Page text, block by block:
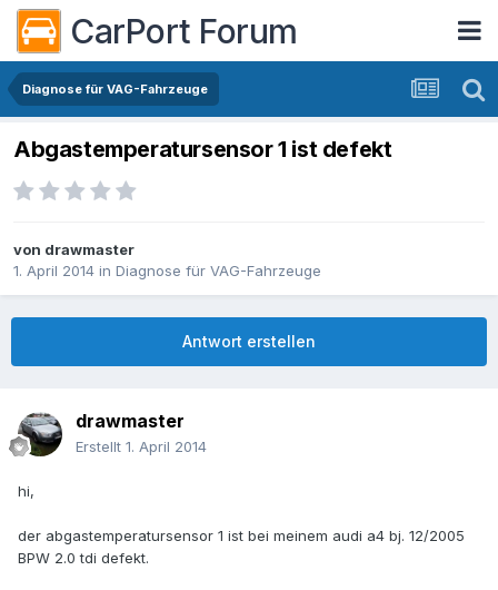
CarPort Forum
Diagnose für VAG-Fahrzeuge
Abgastemperatursensor 1 ist defekt
von drawmaster
1. April 2014 in Diagnose für VAG-Fahrzeuge
Antwort erstellen
drawmaster
Erstellt 1. April 2014
hi,
der abgastemperatursensor 1 ist bei meinem audi a4 bj. 12/2005
BPW 2.0 tdi defekt.